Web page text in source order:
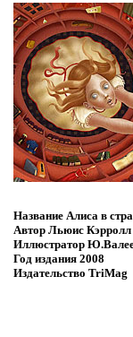
Название Алиса в
Автор Льюис Кэрролл
Иллюстратор
Год издания 2008
Издательство TriMag